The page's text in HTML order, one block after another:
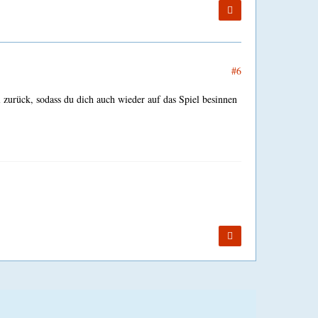
#6
sodass du dich auch wieder auf das Spiel besinnen